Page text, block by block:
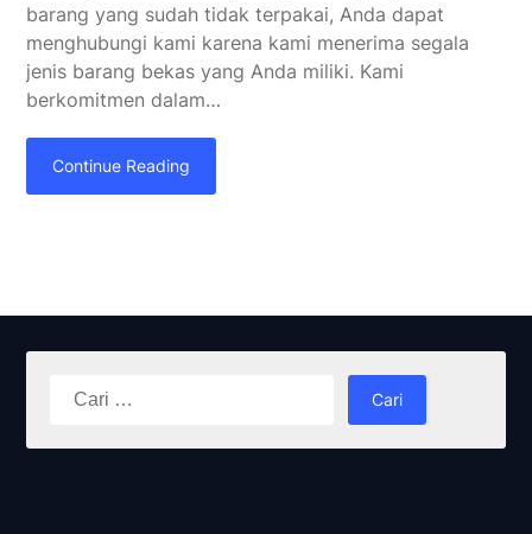
barang yang sudah tidak terpakai, Anda dapat
menghubungi kami karena kami menerima segala
jenis barang bekas yang Anda miliki. Kami
berkomitmen dalam…
Continue Reading
Cari